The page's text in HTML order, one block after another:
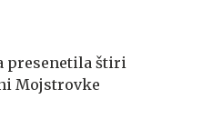
presenetila štiri
Mojstrovke